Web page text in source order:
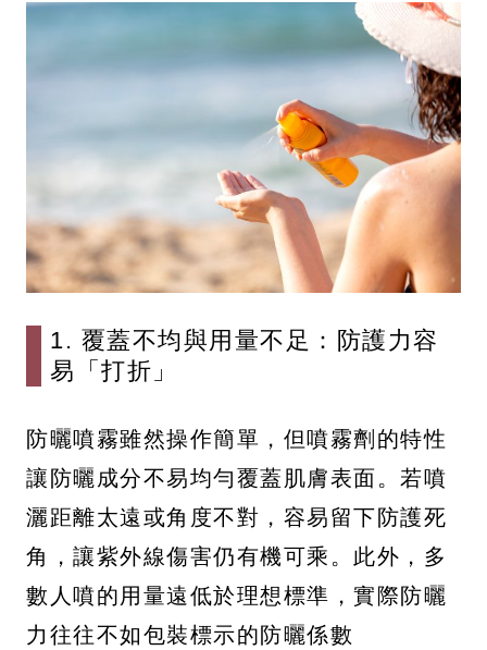
1. 覆蓋不均與用量不足：防護力容
易「打折」
防曬噴霧雖然操作簡單，但噴霧劑的特性
讓防曬成分不易均勻覆蓋肌膚表面。若噴
灑距離太遠或角度不對，容易留下防護死
角，讓紫外線傷害仍有機可乘。此外，多
數人噴的用量遠低於理想標準，實際防曬
力往往不如包裝標示的防曬係數